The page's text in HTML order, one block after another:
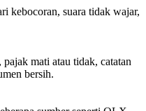
kebocoran, suara tidak wajar,
mati atau tidak, catatan
bersih.